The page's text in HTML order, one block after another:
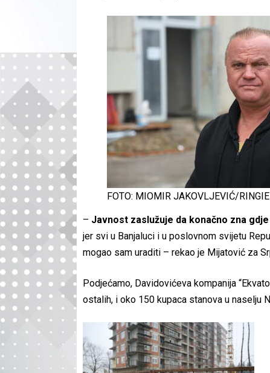
FOTO: MIOMIR JAKOVLJEVIĆ/
– Javnost zaslužuje da konačno zna
jer svi u Banjaluci i u poslovnom svijetu
mogao sam uraditi – rekao je Mijatović za
Podjećamo, Davidovićeva kompanija
ostalih, i oko 150 kupaca stanova u naselju